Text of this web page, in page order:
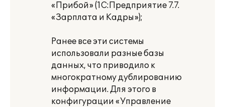
«Прибой» (1С:Предприятие 7.7.
«Зарплата и Кадры»);
Ранее все эти системы
использовали разные базы
данных, что приводило к
многократному дублированию
информации. Для этого в
конфигурации «Управление